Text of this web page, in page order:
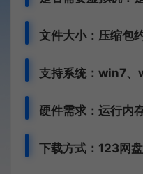
文件大小：压缩包
支持系统：win7、
硬件需求：运行内
下载方式：123网盘